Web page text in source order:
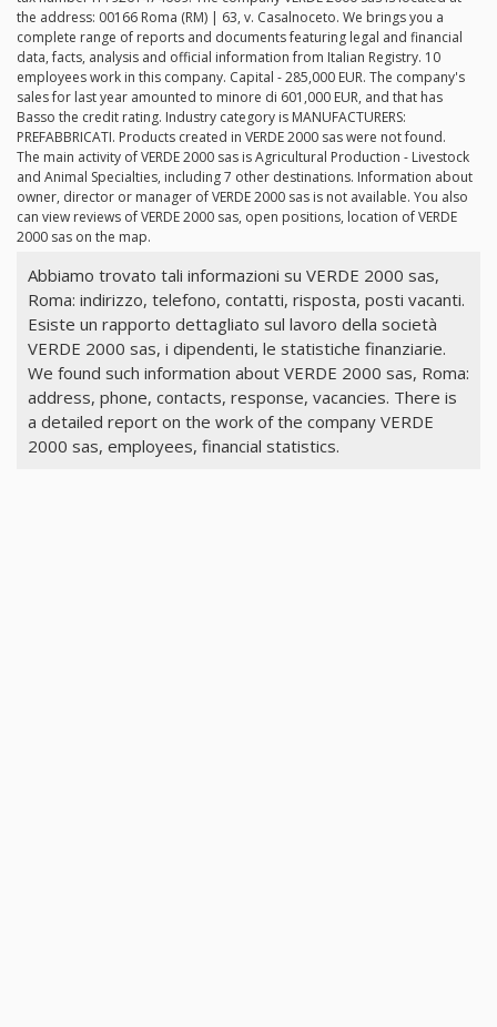
the address: 00166 Roma (RM) | 63, v. Casalnoceto. We brings you a
complete range of reports and documents featuring legal and financial
data, facts, analysis and official information from Italian Registry. 10
employees work in this company. Capital - 285,000 EUR. The company's
sales for last year amounted to minore di 601,000 EUR, and that has
Basso the credit rating. Industry category is MANUFACTURERS:
PREFABBRICATI. Products created in VERDE 2000 sas were not found.
The main activity of VERDE 2000 sas is Agricultural Production - Livestock
and Animal Specialties, including 7 other destinations. Information about
owner, director or manager of VERDE 2000 sas is not available. You also
can view reviews of VERDE 2000 sas, open positions, location of VERDE
2000 sas on the map.
Abbiamo trovato tali informazioni su VERDE 2000 sas,
Roma: indirizzo, telefono, contatti, risposta, posti vacanti.
Esiste un rapporto dettagliato sul lavoro della società
VERDE 2000 sas, i dipendenti, le statistiche finanziarie.
We found such information about VERDE 2000 sas, Roma:
address, phone, contacts, response, vacancies. There is
a detailed report on the work of the company VERDE
2000 sas, employees, financial statistics.